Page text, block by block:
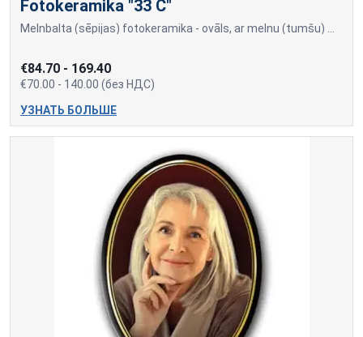
Fotokeramika "33 C"
€84.70 - 169.40
€70.00 - 140.00 (без НДС)
УЗНАТЬ БОЛЬШЕ